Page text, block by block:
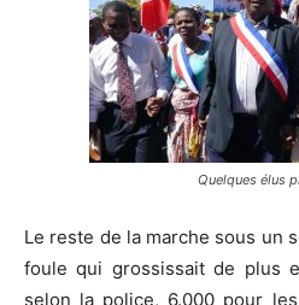
Quelques élus
Le reste de la marche sous un
foule qui grossissait de plus
selon la police, 6.000 pour